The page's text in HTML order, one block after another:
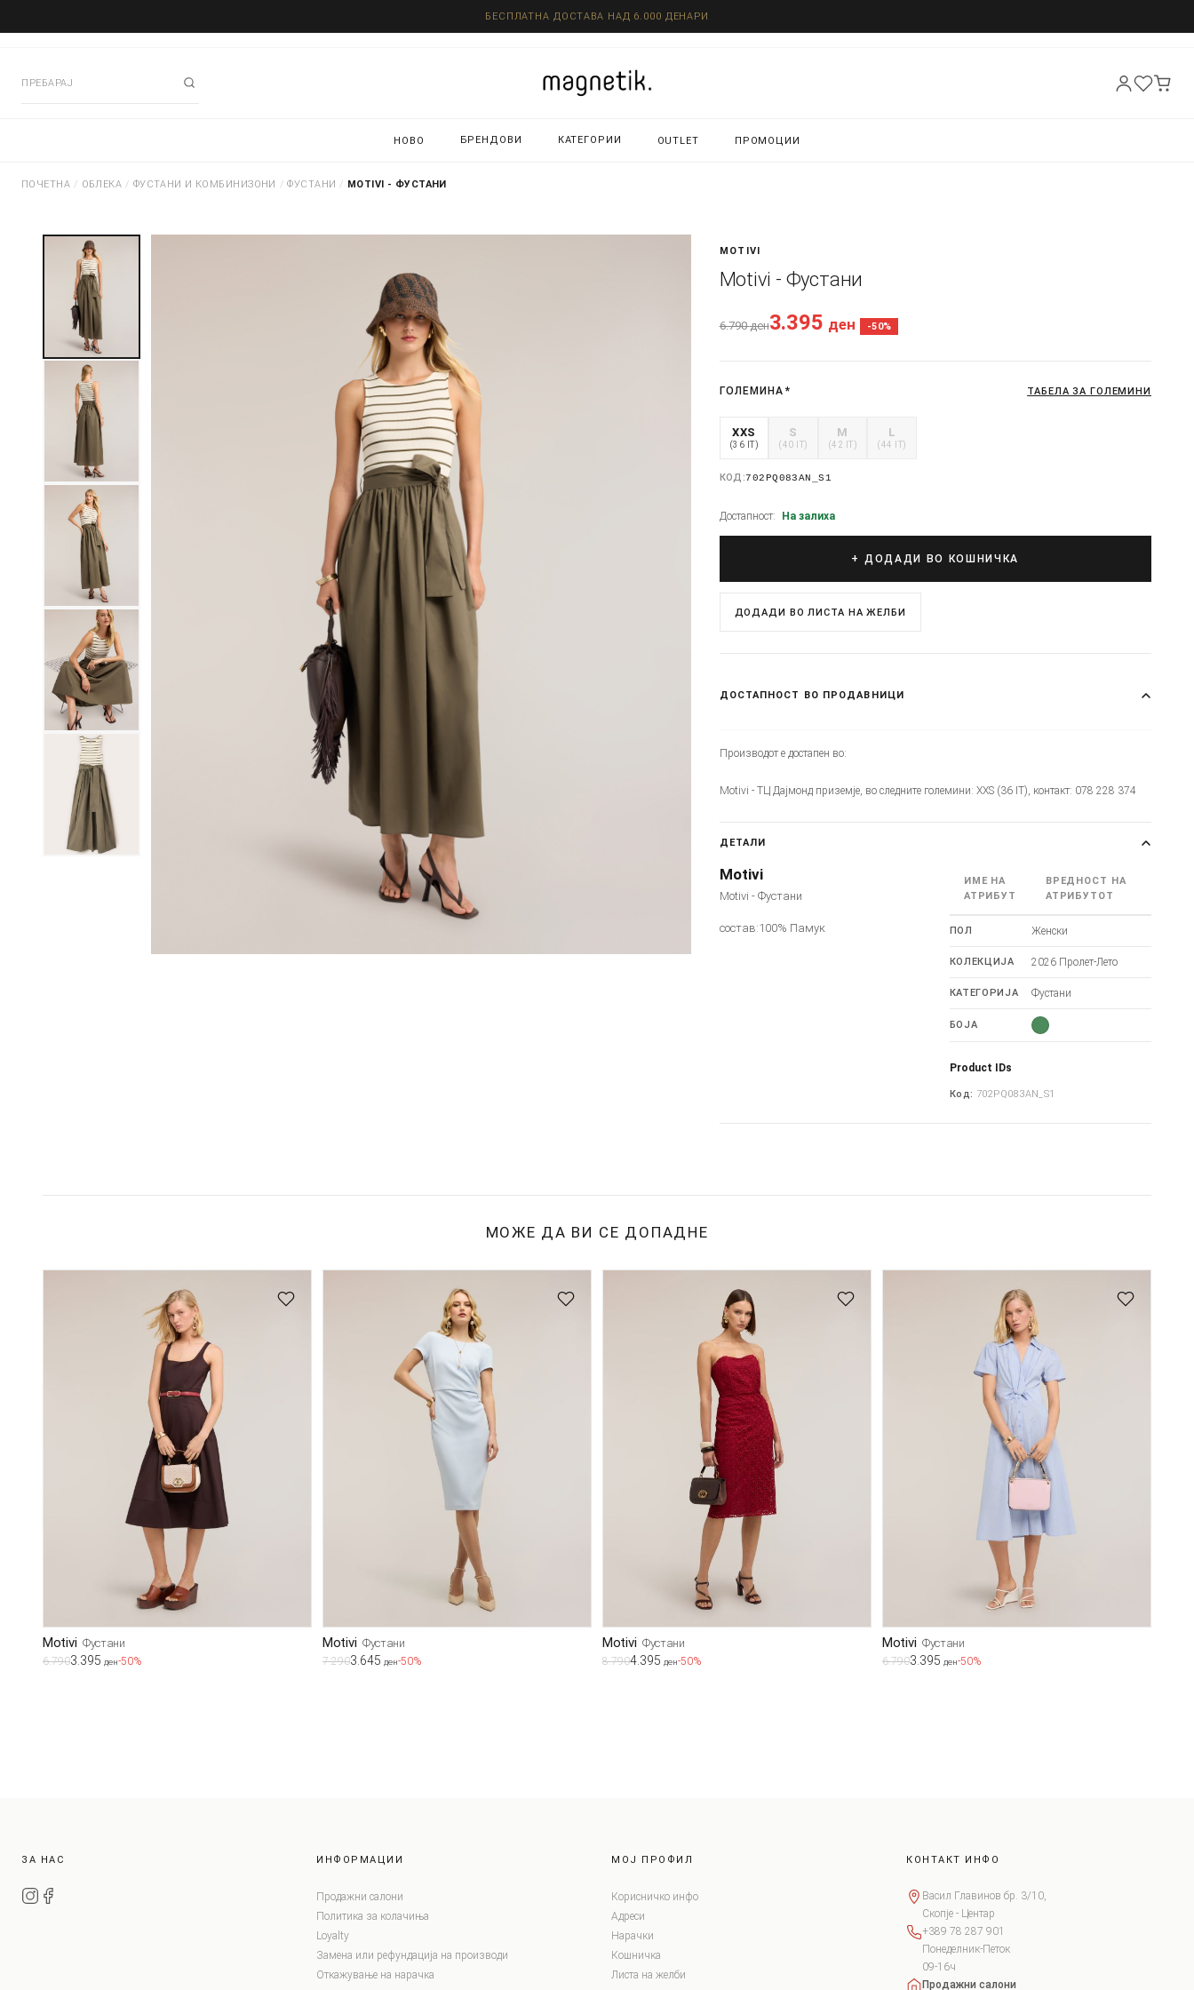
БЕСПЛАТНА ДОСТАВА НАД 6.000 ДЕНАРИ
НОВО БРЕНДОВИ КАТЕГОРИИ OUTLET ПРОМОЦИИ
ПОЧЕТНА / ОБЛЕКА / ФУСТАНИ И КОМБИНИЗОНИ / ФУСТАНИ / MOTIVI - ФУСТАНИ
MOTIVI
Motivi - Фустани
6.790ден3.395 ден -50%
ГОЛЕМИНА * ТАБЕЛА ЗА ГОЛЕМИНИ
XXS
(36 IT)
S
(40 IT)
M
(42 IT)
L
(44 IT)
КОД:702PQ083AN_S1
Достапност: На залиха
+ ДОДАДИ ВО КОШНИЧКА
ДОДАДИ ВО ЛИСТА НА ЖЕЛБИ
ДОСТАПНОСТ ВО ПРОДАВНИЦИ
Производот е достапен во:
Motivi - ТЦ Дајмонд приземје, во следните големини: XXS (36 IT), контакт: 078 228 374
ДЕТАЛИ
Motivi
Motivi - Фустани
состав:100% Памук
ИМЕ НА
АТРИБУТ
ВРЕДНОСТ НА
АТРИБУТОТ
ПОЛ Женски
КОЛЕКЦИЈА 2026 Пролет-Лето
КАТЕГОРИЈА Фустани
БОЈА
Product IDs
Код: 702PQ083AN_S1
МОЖЕ ДА ВИ СЕ ДОПАДНЕ
Motivi Фустани
6.7903.395 ден-50%
Motivi Фустани
7.2903.645 ден-50%
Motivi Фустани
8.7904.395 ден-50%
Motivi Фустани
6.7903.395 ден-50%
ЗА НАС ИНФОРМАЦИИ
Продажни салони
Политика за колачиња
Loyalty
Замена или рефундација на производи
Откажување на нарачка
МОЈ ПРОФИЛ
Корисничко инфо
Адреси
Нарачки
Кошничка
Листа на желби
КОНТАКТ ИНФО
Васил Главинов бр. 3/10,
Скопје - Центар
+389 78 287 901
Понеделник-Петок
09-16ч
Продажни салони